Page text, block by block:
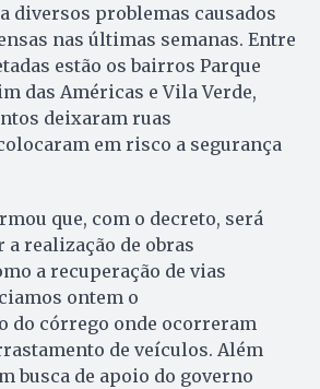
diversos problemas causados
nas últimas semanas. Entre
estão os bairros Parque
das Américas e Vila Verde,
deixaram ruas
em risco a segurança
que, com o decreto, será
realização de obras
a recuperação de vias
ontem o
do córrego onde ocorreram
de veículos. Além
busca de apoio do governo